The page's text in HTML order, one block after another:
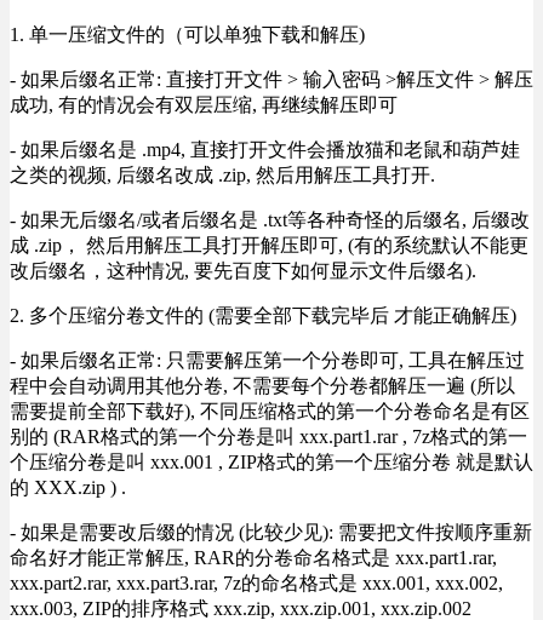
1. 单一压缩文件的（可以单独下载和解压)
- 如果后缀名正常: 直接打开文件 > 输入密码 >解压文件 > 解压
成功, 有的情况会有双层压缩, 再继续解压即可
- 如果后缀名是 .mp4, 直接打开文件会播放猫和老鼠和葫芦娃
之类的视频, 后缀名改成 .zip, 然后用解压工具打开.
- 如果无后缀名/或者后缀名是 .txt等各种奇怪的后缀名, 后缀改
成 .zip， 然后用解压工具打开解压即可, (有的系统默认不能更
改后缀名，这种情况, 要先百度下如何显示文件后缀名).
2. 多个压缩分卷文件的 (需要全部下载完毕后 才能正确解压)
- 如果后缀名正常: 只需要解压第一个分卷即可, 工具在解压过
程中会自动调用其他分卷, 不需要每个分卷都解压一遍 (所以
需要提前全部下载好), 不同压缩格式的第一个分卷命名是有区
别的 (RAR格式的第一个分卷是叫 xxx.part1.rar , 7z格式的第一
个压缩分卷是叫 xxx.001 , ZIP格式的第一个压缩分卷 就是默认
的 XXX.zip ) .
- 如果是需要改后缀的情况 (比较少见): 需要把文件按顺序重新
命名好才能正常解压, RAR的分卷命名格式是 xxx.part1.rar,
xxx.part2.rar, xxx.part3.rar, 7z的命名格式是 xxx.001, xxx.002,
xxx.003, ZIP的排序格式 xxx.zip, xxx.zip.001, xxx.zip.002